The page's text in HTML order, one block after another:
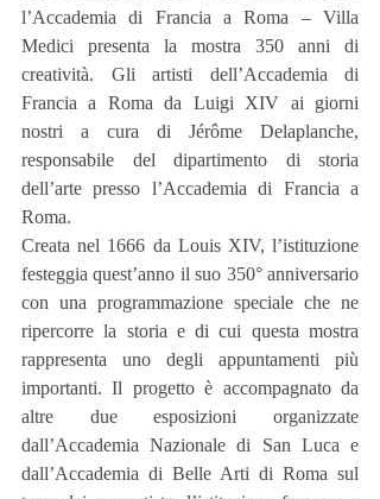
l’Accademia di Francia a Roma – Villa
Medici presenta la mostra 350 anni di
creatività. Gli artisti dell’Accademia di
Francia a Roma da Luigi XIV ai giorni
nostri a cura di Jérôme Delaplanche,
responsabile del dipartimento di storia
dell’arte presso l’Accademia di Francia a
Roma.
Creata nel 1666 da Louis XIV, l’istituzione
festeggia quest’anno il suo 350° anniversario
con una programmazione speciale che ne
ripercorre la storia e di cui questa mostra
rappresenta uno degli appuntamenti più
importanti. Il progetto è accompagnato da
altre due esposizioni organizzate
dall’Accademia Nazionale di San Luca e
dall’Accademia di Belle Arti di Roma sul